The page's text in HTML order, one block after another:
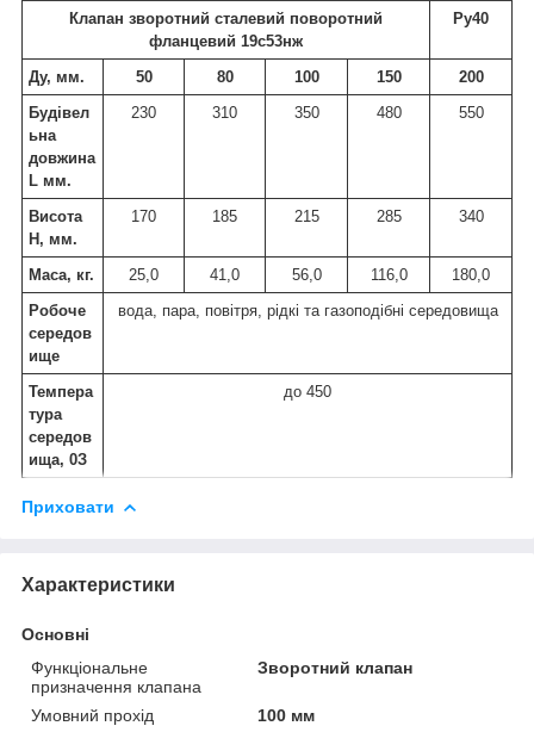
Клапан зворотний сталевий поворотний
фланцевий 19с53нж
Ру40
Ду, мм. 50 80 100 150
200
Будівел
ьна
довжина
L мм.
230 310 350 480 550
Висота
Н, мм.
170 185 215 285 340
Маса, кг. 25,0 41,0 56,0 116,0
180,0
Робоче
середов
ище
вода, пара, повітря, рідкі та газоподібні середовища
Темпера
тура
середов
ища, 0З
до 450
Приховати
Характеристики
Основні
Функціональне
призначення клапана
Зворотний клапан
Умовний прохід
100 мм